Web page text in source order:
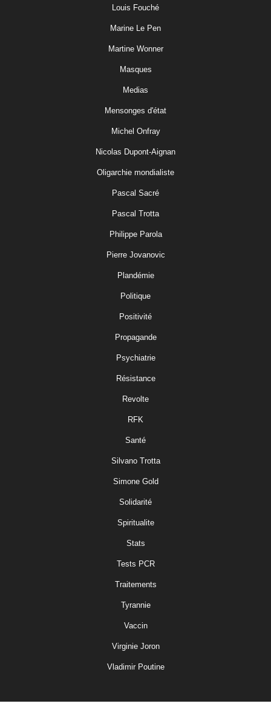
Louis Fouché
Marine Le Pen
Martine Wonner
Masques
Medias
Mensonges d'état
Michel Onfray
Nicolas Dupont-Aignan
Oligarchie mondialiste
Pascal Sacré
Pascal Trotta
Philippe Parola
Pierre Jovanovic
Plandémie
Politique
Positivité
Propagande
Psychiatrie
Résistance
Revolte
RFK
Santé
Silvano Trotta
Simone Gold
Solidarité
Spiritualite
Stats
Tests PCR
Traitements
Tyrannie
Vaccin
Virginie Joron
Vladimir Poutine